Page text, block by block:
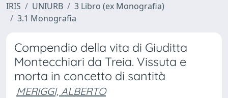
IRIS UNIURB
3 Libro (ex Monografia)
3.1 Monografia
Compendio della vita di Giuditta
Montecchiari da Treia. Vissuta e
morta in concetto di santità
MERIGGI, ALBERTO